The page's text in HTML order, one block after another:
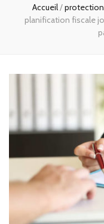
Accueil/protection
planification fiscale